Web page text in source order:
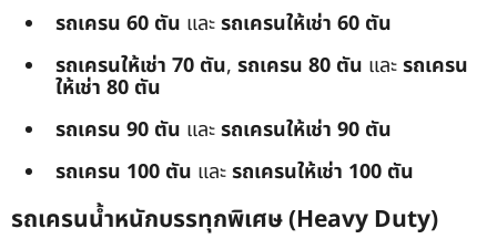
รถเครน 60 ตัน และรถเครนให้เช่า 60 ตัน
รถเครนให้เช่า 70 ตัน, รถเครน 80 ตัน และรถเครน
ให้เช่า 80 ตัน
รถเครน 90 ตัน และรถเครนให้เช่า 90 ตัน
รถเครน 100 ตัน และรถเครนให้เช่า 100 ตัน
รถเครนน้ำหนักบรรทุกพิเศษ (Heavy Duty)